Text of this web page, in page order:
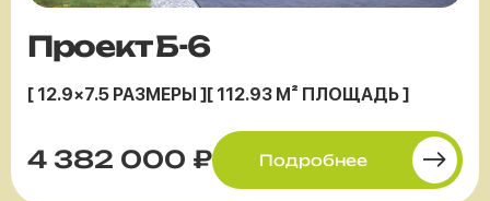
Проект Б-6
[ 12.9×7.5 РАЗМЕРЫ ][ 112.93 М² ПЛОЩАДЬ ]
4 382 000 ₽ Подробнее